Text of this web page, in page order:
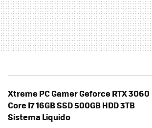
Xtreme PC Gamer Geforce RTX 3060
Core I7 16GB SSD 500GB HDD 3TB
Sistema Liquido